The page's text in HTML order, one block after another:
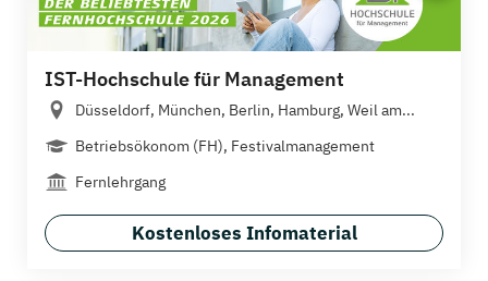
IST-Hochschule für Management
Düsseldorf, München, Berlin, Hamburg, Weil am...
Betriebsökonom (FH), Festivalmanagement
Fernlehrgang
Kostenloses Infomaterial